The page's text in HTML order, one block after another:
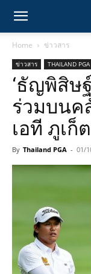
Home ข่าวสาร
ข่าวสาร THAILAND
‘ธัญพิสิษ
ร่วมบนค
เอที ภูเก็
By Thailand PGA - 01/